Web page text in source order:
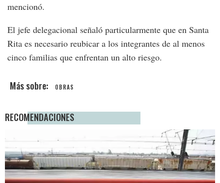
mencionó.
El jefe delegacional señaló particularmente que en Santa
Rita es necesario reubicar a los integrantes de al menos
cinco familias que enfrentan un alto riesgo.
OBRAS
RECOMENDACIONES